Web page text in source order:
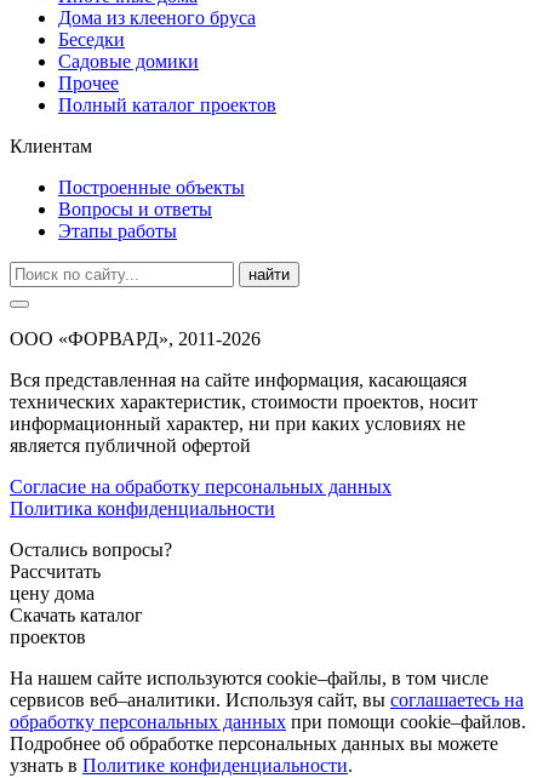
Дома из клееного бруса
Беседки
Садовые домики
Прочее
Полный каталог проектов
Клиентам
Построенные объекты
Вопросы и ответы
Этапы работы
найти
ООО «ФОРВАРД», 2011-2026
Вся представленная на сайте информация, касающаяся
технических характеристик, стоимости проектов, носит
информационный характер, ни при каких условиях не
является публичной офертой
Согласие на обработку персональных данных
Политика конфиденциальности
Остались вопросы?
Рассчитать
цену дома
Скачать каталог
проектов
На нашем сайте используются cookie–файлы, в том числе
сервисов веб–аналитики. Используя сайт, вы соглашаетесь на
обработку персональных данных при помощи cookie–файлов.
Подробнее об обработке персональных данных вы можете
узнать в Политике конфиденциальности.